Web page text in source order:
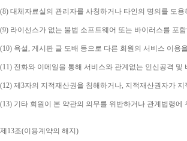
(8) 대체자료실의 관리자를 사칭하거나 타인의 명의를 도
(9) 라이선스가 없는 불법 소프트웨어 또는 바이러스를 포
(10) 욕설, 게시판 글 도배 등으로 다른 회원의 서비스 이용
(11) 전화와 이메일을 통해 서비스와 관계없는 인신공격
(12) 제 3자의 지적재산권을 침해하거나, 지적재산권자가
(13) 기타 회원이 본 약관의 의무를 위반하거나 관계법령에
제 13조(이용계약의 해지 )